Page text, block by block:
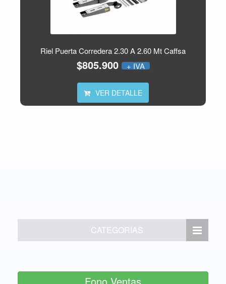
Riel Puerta Corredera 2.30 A 2.60 Mt Caffsa
$805.900 + IVA
VER DETALLE
CATEGORIAS